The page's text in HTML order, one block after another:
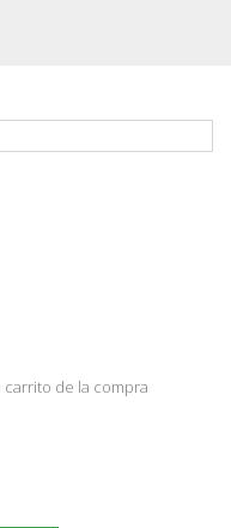
de la compra